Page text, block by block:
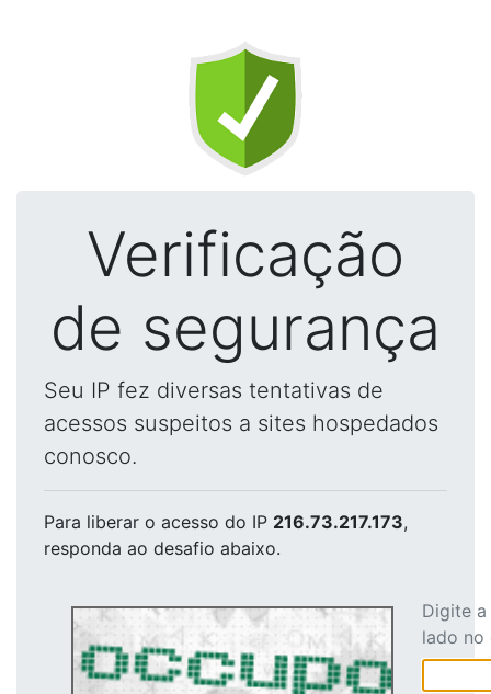
Verificação
de segurança
Seu IP fez diversas tentativas de
acessos suspeitos a sites hospedados
conosco.
Para liberar o acesso do IP 216.73.217.173,
responda ao desafio abaixo.
Digite
lado no